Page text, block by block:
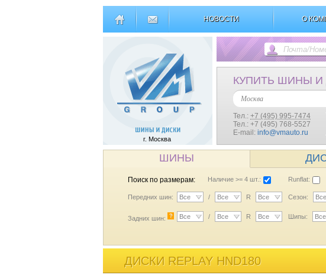
НОВОСТИ О
г. Москва
КУПИТЬ ШИНЫ И
Москва
Тел.: +7 (495) 995-7474
Тел.: +7 (495) 768-5527
E-mail: info@vmauto.ru
ШИНЫ
Поиск по размерам: Наличие >= 4 шт.: Runflat:
Передних шин: Все / Все R Все Сезон: Все
Задних шин: ? Все / Все R Все Шипы: Все
ДИСКИ REPLAY HND180